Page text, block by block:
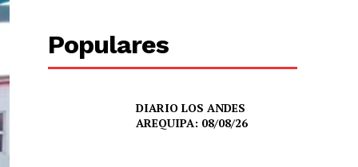
Populares
DIARIO LOS ANDES
AREQUIPA: 08/08/26